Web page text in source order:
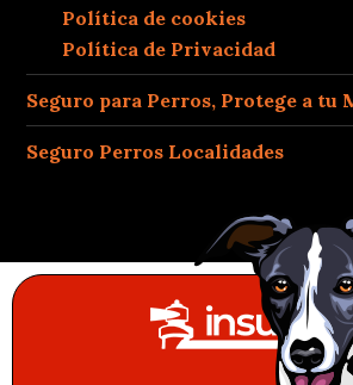
Política de cookies
Política de Privacidad
Seguro para Perros, Protege a tu
Seguro Perros Localidades